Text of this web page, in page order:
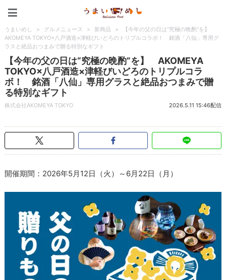
うまいめし > グルメニュース > 新商品 >
【今年の父の日は“究極の晩酌”を】
AKOMEYA TOKYO×八戸酒造×津軽びいどろのトリプルコラボ！ 銘酒「八仙」専用グ
ラスと絶品おつまみで贈る特別なギフト
【今年の父の日は“究極の晩酌”を】 AKOMEYA
TOKYO×八戸酒造×津軽びいどろのトリプルコラ
ボ！ 銘酒「八仙」専用グラスと絶品おつまみで贈
る特別なギフト
株式会社AKOMEYA TOKYO 2026.5.11 15:46配信
開催期間：2026年5月12日（火）～6月22日（月）